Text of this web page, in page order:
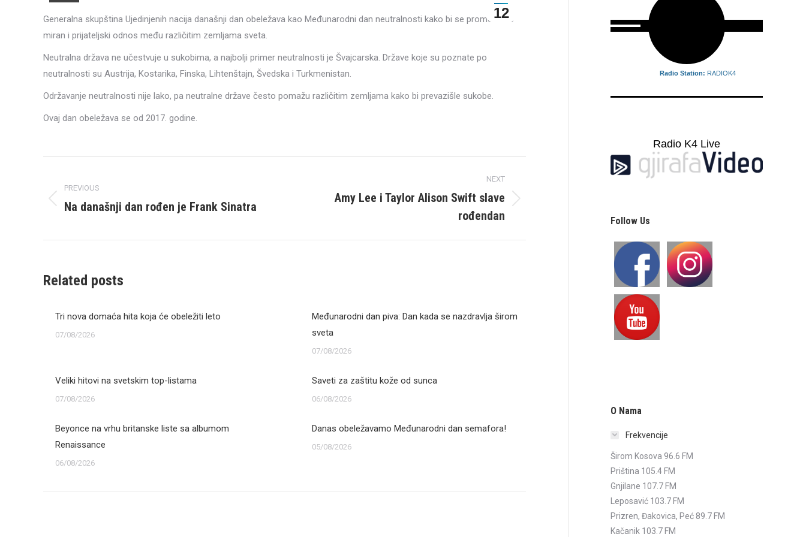
12
Generalna skupština Ujedinjenih nacija današnji dan obeležava kao Međunarodni dan neutralnosti kako bi se promovisao
miran i prijateljski odnos među različitim zemljama sveta.
Neutralna država ne učestvuje u sukobima, a najbolji primer neutralnosti je Švajcarska. Države koje su poznate po
neutralnosti su Austrija, Kostarika, Finska, Lihtenštajn, Švedska i Turkmenistan.
Održavanje neutralnosti nije lako, pa neutralne države često pomažu različitim zemljama kako bi prevazišle sukobe.
Ovaj dan obeležava se od 2017. godine.
navigation
PREVIOUS
Previous
Na današnji dan rođen je Frank Sinatra
NEXT
Amy Lee i Taylor Alison Swift slave
rođendan
Related posts
Tri nova domaća hita koja će obeležiti leto
07/08/2026
Međunarodni dan piva: Dan kada se nazdravlja širom
sveta
07/08/2026
Veliki hitovi na svetskim top-listama
07/08/2026
Saveti za zaštitu kože od sunca
06/08/2026
Beyonce na vrhu britanske liste sa albumom
Renaissance
06/08/2026
Danas obeležavamo Međunarodni dan semafora!
05/08/2026
Radio Station: RADIOK4
Radio K4 Live
Follow Us
O Nama
Frekvencije
Širom Kosova 96.6 FM
Priština 105.4 FM
Gnjilane 107.7 FM
Leposavić 103.7 FM
Prizren, Đakovica, Peć 89.7 FM
Kačanik 103.7 FM